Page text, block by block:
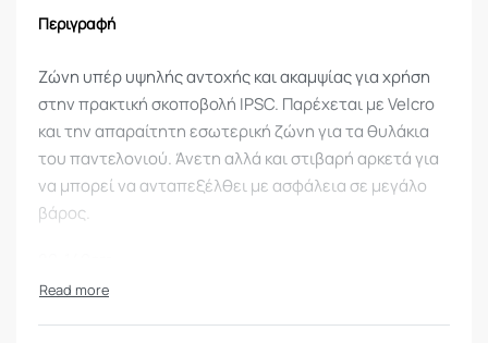
Περιγραφή
Ζώνη υπέρ υψηλής αντοχής και ακαμψίας για χρήση
στην πρακτική σκοποβολή IPSC. Παρέχεται με Velcro
και την απαραίτητη εσωτερική ζώνη για τα θυλάκια
του παντελονιού. Άνετη αλλά και στιβαρή αρκετά για
να μπορεί να ανταπεξέλθει με ασφάλεια σε μεγάλο
βάρος.